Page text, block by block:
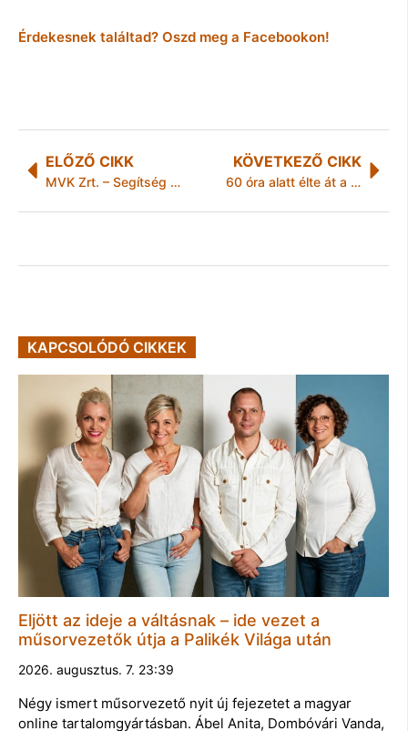
Érdekesnek találtad? Oszd meg a Facebookon!
ELŐZŐ CIKK
MVK Zrt. – Segítség a munkába indulóknak
KÖVETKEZŐ CIKK
60 óra alatt élte át a küzdelmek teljes spektrumát
KAPCSOLÓDÓ CIKKEK
Eljött az ideje a váltásnak – ide vezet a
műsorvezetők útja a Palikék Világa után
2026. augusztus. 7. 23:39
Négy ismert műsorvezető nyit új fejezetet a magyar
online tartalomgyártásban. Ábel Anita, Dombóvári Vanda,